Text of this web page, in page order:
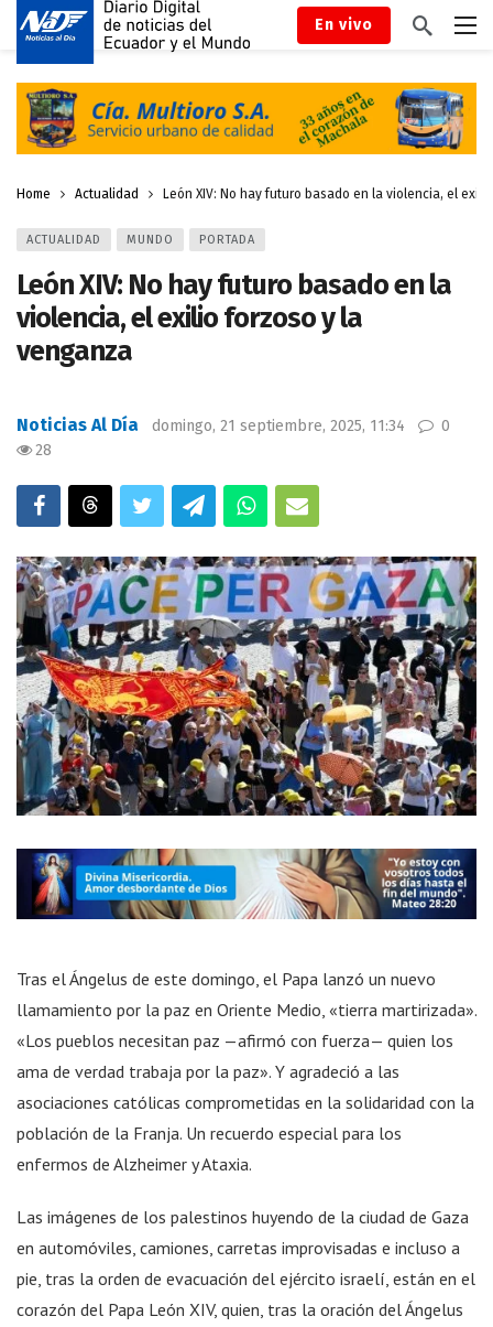
En vivo
Home Actualidad León XIV: No hay futuro basado en la violencia, el
ACTUALIDAD MUNDO PORTADA
León XIV: No hay futuro basado en la
violencia, el exilio forzoso y la
venganza
Noticias Al Día domingo, 21 septiembre, 2025, 11:34
0
28
Tras el Ángelus de este domingo, el Papa lanzó un nuevo
llamamiento por la paz en Oriente Medio, «tierra martirizada».
«Los pueblos necesitan paz —afirmó con fuerza— quien los
ama de verdad trabaja por la paz». Y agradeció a las
asociaciones católicas comprometidas en la solidaridad con la
población de la Franja. Un recuerdo especial para los
enfermos de Alzheimer y Ataxia.
Las imágenes de los palestinos huyendo de la ciudad de Gaza
en automóviles, camiones, carretas improvisadas e incluso a
pie, tras la orden de evacuación del ejército israelí, están en el
corazón del Papa León XIV, quien, tras la oración del Ángelus